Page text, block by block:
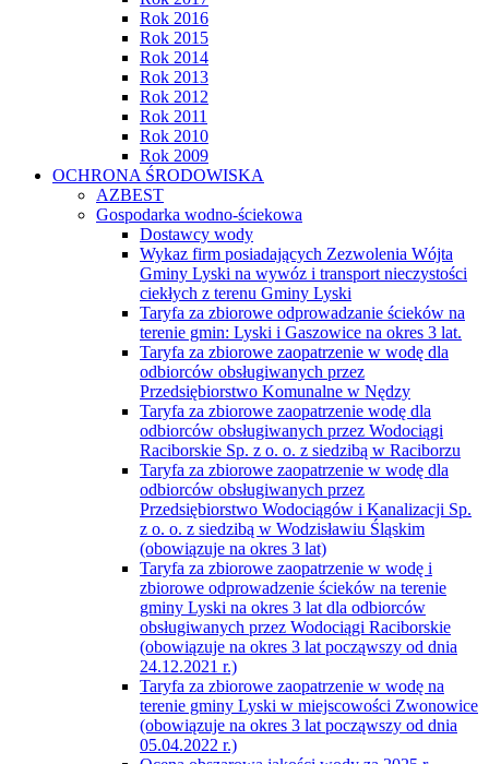
Rok 2016
Rok 2015
Rok 2014
Rok 2013
Rok 2012
Rok 2011
Rok 2010
Rok 2009
OCHRONA ŚRODOWISKA
AZBEST
Gospodarka wodno-ściekowa
Dostawcy wody
Wykaz firm posiadających Zezwolenia Wójta
Gminy Lyski na wywóz i transport nieczystości
ciekłych z terenu Gminy Lyski
Taryfa za zbiorowe odprowadzanie ścieków na
terenie gmin: Lyski i Gaszowice na okres 3 lat.
Taryfa za zbiorowe zaopatrzenie w wodę dla
odbiorców obsługiwanych przez
Przedsiębiorstwo Komunalne w Nędzy
Taryfa za zbiorowe zaopatrzenie wodę dla
odbiorców obsługiwanych przez Wodociągi
Raciborskie Sp. z o. o. z siedzibą w Raciborzu
Taryfa za zbiorowe zaopatrzenie w wodę dla
odbiorców obsługiwanych przez
Przedsiębiorstwo Wodociągów i Kanalizacji Sp.
z o. o. z siedzibą w Wodzisławiu Śląskim
(obowiązuje na okres 3 lat)
Taryfa za zbiorowe zaopatrzenie w wodę i
zbiorowe odprowadzenie ścieków na terenie
gminy Lyski na okres 3 lat dla odbiorców
obsługiwanych przez Wodociągi Raciborskie
(obowiązuje na okres 3 lat począwszy od dnia
24.12.2021 r.)
Taryfa za zbiorowe zaopatrzenie w wodę na
terenie gminy Lyski w miejscowości Zwonowice
(obowiązuje na okres 3 lat począwszy od dnia
05.04.2022 r.)